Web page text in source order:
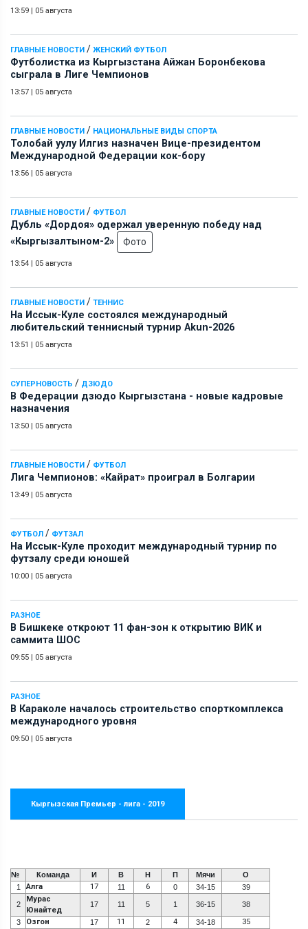
13:59 | 05 августа
ГЛАВНЫЕ НОВОСТИ / ЖЕНСКИЙ ФУТБОЛ
Футболистка из Кыргызстана Айжан Боронбекова
сыграла в Лиге Чемпионов
13:57 | 05 августа
ГЛАВНЫЕ НОВОСТИ / НАЦИОНАЛЬНЫЕ ВИДЫ СПОРТА
Толобай уулу Илгиз назначен Вице-президентом
Международной Федерации кок-бору
13:56 | 05 августа
ГЛАВНЫЕ НОВОСТИ / ФУТБОЛ
Дубль «Дордоя» одержал уверенную победу над
«Кыргызалтыном-2»
Фото
13:54 | 05 августа
ГЛАВНЫЕ НОВОСТИ / ТЕННИС
На Иссык-Куле состоялся международный
любительский теннисный турнир Akun-2026
13:51 | 05 августа
СУПЕРНОВОСТЬ / ДЗЮДО
В Федерации дзюдо Кыргызстана - новые кадровые
назначения
13:50 | 05 августа
ГЛАВНЫЕ НОВОСТИ / ФУТБОЛ
Лига Чемпионов: «Кайрат» проиграл в Болгарии
13:49 | 05 августа
ФУТБОЛ / ФУТЗАЛ
На Иссык-Куле проходит международный турнир по
футзалу среди юношей
10:00 | 05 августа
РАЗНОЕ
В Бишкеке откроют 11 фан-зон к открытию ВИК и
саммита ШОС
09:55 | 05 августа
РАЗНОЕ
В Караколе началось строительство спорткомплекса
международного уровня
09:50 | 05 августа
Кыргызская Премьер - лига - 2019
№ Команда И В Н П Мячи
О
1
Алга 17 11 6 0 34-15 39
2
Мурас
Юнайтед
17 11 5 1 36-15 38
3 Озгон 17 11 2 4 34-18 35